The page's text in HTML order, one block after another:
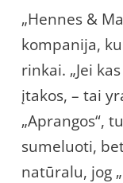
„Hennes &
kompanija,
rinkai. „Jei
įtakos, – tai
„Aprangos“,
sumeluoti,
natūralu, jog